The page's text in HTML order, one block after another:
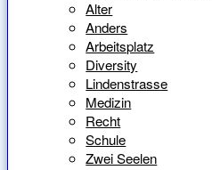
Alter
Anders
Arbeitsplatz
Diversity
Lindenstrasse
Medizin
Recht
Schule
Zwei Seelen